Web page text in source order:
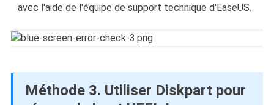
avec l'aide de l'équipe de support technique d'EaseUS.
Méthode 3. Utiliser Diskpart pour